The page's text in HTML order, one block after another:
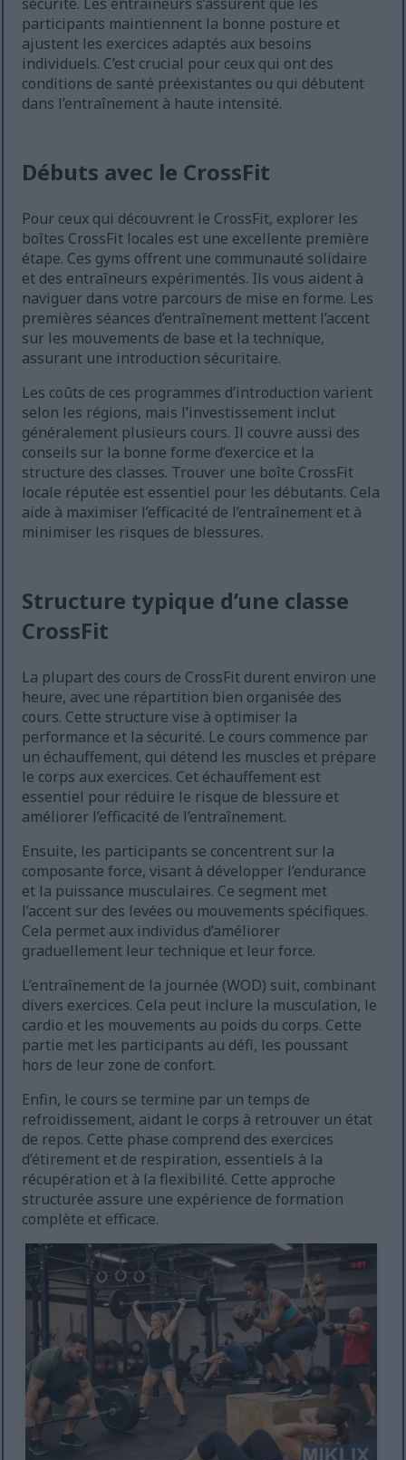
participants maintiennent la bonne posture et
ajustent les exercices adaptés aux besoins
individuels. C’est crucial pour ceux qui ont des
conditions de santé préexistantes ou qui débutent
dans l’entraînement à haute intensité.
Débuts avec le CrossFit
Pour ceux qui découvrent le CrossFit, explorer les
boîtes CrossFit locales est une excellente première
étape. Ces gyms offrent une communauté solidaire
et des entraîneurs expérimentés. Ils vous aident à
naviguer dans votre parcours de mise en forme. Les
premières séances d’entraînement mettent l’accent
sur les mouvements de base et la technique,
assurant une introduction sécuritaire.
Les coûts de ces programmes d’introduction varient
selon les régions, mais l’investissement inclut
généralement plusieurs cours. Il couvre aussi des
conseils sur la bonne forme d’exercice et la
structure des classes. Trouver une boîte CrossFit
locale réputée est essentiel pour les débutants. Cela
aide à maximiser l’efficacité de l’entraînement et à
minimiser les risques de blessures.
Structure typique d’une classe
CrossFit
La plupart des cours de CrossFit durent environ une
heure, avec une répartition bien organisée des
cours. Cette structure vise à optimiser la
performance et la sécurité. Le cours commence par
un échauffement, qui détend les muscles et prépare
le corps aux exercices. Cet échauffement est
essentiel pour réduire le risque de blessure et
améliorer l’efficacité de l’entraînement.
Ensuite, les participants se concentrent sur la
composante force, visant à développer l’endurance
et la puissance musculaires. Ce segment met
l’accent sur des levées ou mouvements spécifiques.
Cela permet aux individus d’améliorer
graduellement leur technique et leur force.
L’entraînement de la journée (WOD) suit, combinant
divers exercices. Cela peut inclure la musculation, le
cardio et les mouvements au poids du corps. Cette
partie met les participants au défi, les poussant
hors de leur zone de confort.
Enfin, le cours se termine par un temps de
refroidissement, aidant le corps à retrouver un état
de repos. Cette phase comprend des exercices
d’étirement et de respiration, essentiels à la
récupération et à la flexibilité. Cette approche
structurée assure une expérience de formation
complète et efficace.